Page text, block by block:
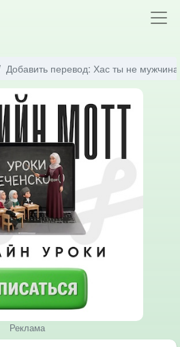
Добавить перевод: Хас ты не мужчина
Реклама